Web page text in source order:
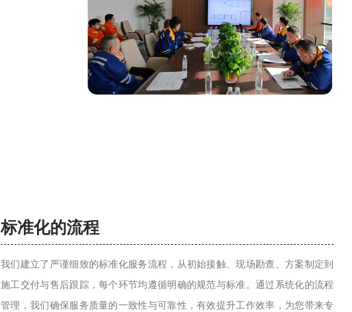
标准化的流程
我们建立了严谨细致的标准化服务流程，从初始接触、现场勘查、方案制定到
施工交付与售后跟踪，每个环节均遵循明确的规范与标准。通过系统化的流程
管理，我们确保服务质量的一致性与可靠性，有效提升工作效率，为您带来专